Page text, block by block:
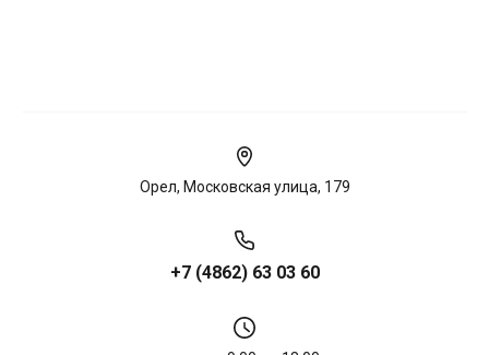
Орел, Московская улица, 179
+7 (4862) 63 03 60